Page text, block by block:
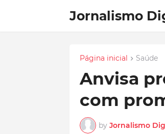
Jornalismo
Página inicial Saúde
Anvisa
com
by Jornalismo